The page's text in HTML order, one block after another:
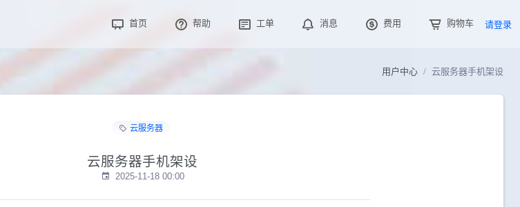
首页 帮助 工单 消息 费用 购物车 请登录
用户中心 云服务器手机架设
云服务器
云服务器手机架设
2025-11-18 00:00